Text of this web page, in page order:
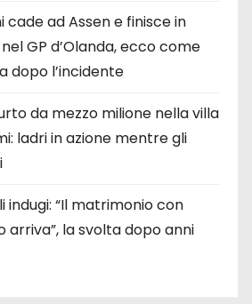
cade ad Assen e finisce in
GP d’Olanda, ecco come
dopo l’incidente
da mezzo milione nella villa
ladri in azione mentre gli
“Il matrimonio con
arriva”, la svolta dopo anni